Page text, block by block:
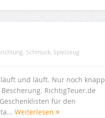
Schmuck Spielzeug
und läuft. Nur noch knapp
RichtigTeuer.de
für den
Weiterlesen